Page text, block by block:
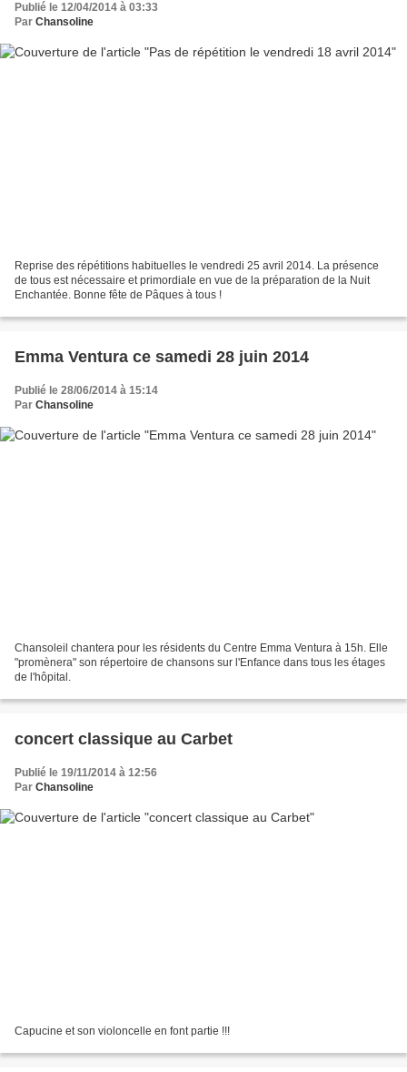
Publié le 12/04/2014 à 03:33
Par Chansoline
Reprise des répétitions habituelles le vendredi 25 avril 2014. La présence
de tous est nécessaire et primordiale en vue de la préparation de la Nuit
Enchantée. Bonne fête de Pâques à tous !
Emma Ventura ce samedi 28 juin 2014
Publié le 28/06/2014 à 15:14
Par Chansoline
Chansoleil chantera pour les résidents du Centre Emma Ventura à 15h. Elle
"promènera" son répertoire de chansons sur l'Enfance dans tous les étages
de l'hôpital.
concert classique au Carbet
Publié le 19/11/2014 à 12:56
Par Chansoline
Capucine et son violoncelle en font partie !!!